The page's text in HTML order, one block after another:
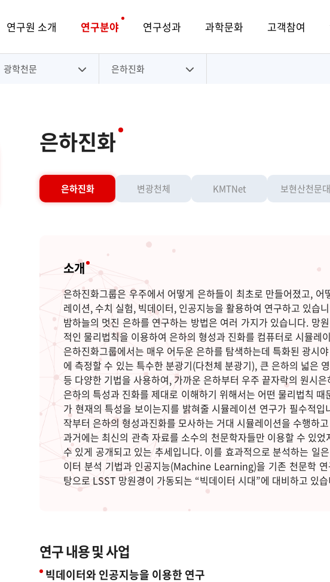
주메뉴연구원 소개 연구분야 연구성과 과학문화 고객참여
광학천문 은하진화
은하진화
은하진화 변광천체 KMTNet 보현산천문대
소개
은하진화그룹은 우주에서 어떻게 은하들이 최초로 만들어졌고,
레이션, 수치 실험, 빅데이터, 인공지능을 활용하여 연구하고 있습
밤하늘의 멋진 은하를 연구하는 방법은 여러 가지가 있습니다. 망
적인 물리법칙을 이용하여 은하의 형성과 진화를 컴퓨터로 시뮬레
은하진화그룹에서는 매우 어두운 은하를 탐색하는데 특화된 광시
에 측정할 수 있는 특수한 분광기(다천체 분광기), 큰 은하의 넓은
등 다양한 기법을 사용하여, 가까운 은하부터 우주 끝자락의 원시
은하의 특성과 진화를 제대로 이해하기 위해서는 어떤 물리법칙
가 현재의 특성을 보이는지를 밝혀줄 시뮬레이션 연구가 필수적
작부터 은하의 형성과진화를 모사하는 거대 시뮬레이션을 수행하
과거에는 최신의 관측 자료를 소수의 천문학자들만 이용할 수 있
수 있게 공개되고 있는 추세입니다. 이를 효과적으로 분석하는 일
이터 분석 기법과 인공지능(Machine Learning)을 기존 천문학
탕으로 LSST 망원경이 가동되는 “빅데이터 시대”에 대비하고 있
연구 내용 및 사업
빅데이터와 인공지능을 이용한 연구